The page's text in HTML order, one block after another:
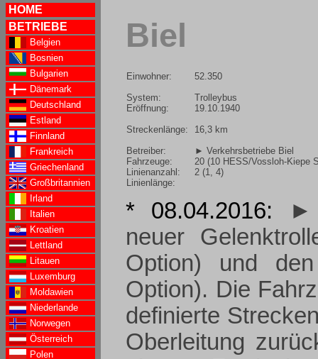
HOME
BETRIEBE
Belgien
Bosnien
Bulgarien
Dänemark
Deutschland
Estland
Finnland
Frankreich
Griechenland
Großbritannien
Irland
Italien
Kroatien
Lettland
Litauen
Luxemburg
Moldawien
Niederlande
Norwegen
Österreich
Polen
Biel
Einwohner:
System:
Eröffnung:
Streckenlänge:
Betreiber:
Fahrzeuge:
Linienanzahl:
Linienlänge:
52.350
Trolleybus
19.10.1940
16,3 km
► Verkehrsbetriebe Biel
20 (10 HESS/Vossloh-Kiepe
2 (1, 4)
* 08.04.2016:
►
neuer
Option) und
Option). Die
definierte
Oberleitung